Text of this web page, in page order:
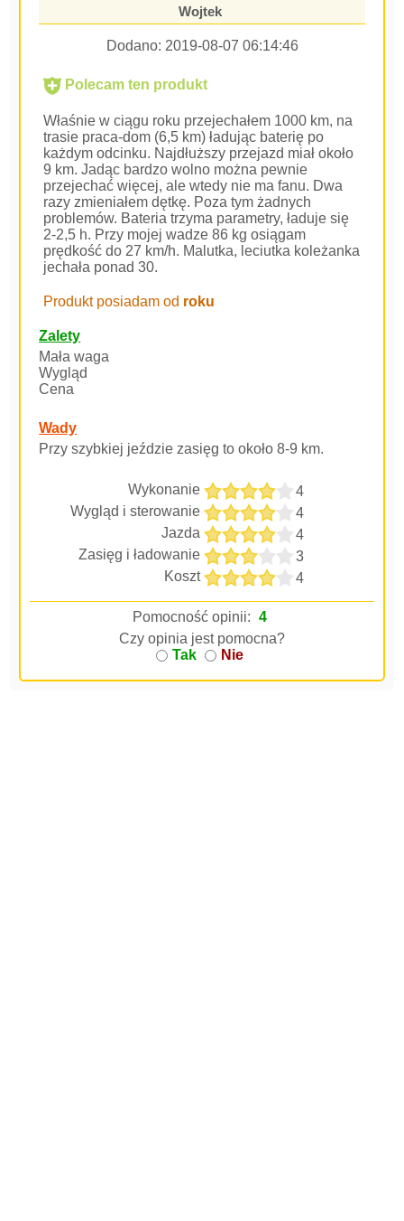
Wojtek
Dodano: 2019-08-07 06:14:46
Polecam ten produkt
Właśnie w ciągu roku przejechałem 1000 km, na
trasie praca-dom (6,5 km) ładując baterię po
każdym odcinku. Najdłuższy przejazd miał około
9 km. Jadąc bardzo wolno można pewnie
przejechać więcej, ale wtedy nie ma fanu. Dwa
razy zmieniałem dętkę. Poza tym żadnych
problemów. Bateria trzyma parametry, ładuje się
2-2,5 h. Przy mojej wadze 86 kg osiągam
prędkość do 27 km/h. Malutka, leciutka koleżanka
jechała ponad 30.
Produkt posiadam od roku
Zalety
Mała waga
Wygląd
Cena
Wady
Przy szybkiej jeździe zasięg to około 8-9 km.
Wykonanie
4
Wygląd i sterowanie
4
Jazda
4
Zasięg i ładowanie
3
Koszt
4
Pomocność opinii: 4
Czy opinia jest pomocna?
Tak
Nie